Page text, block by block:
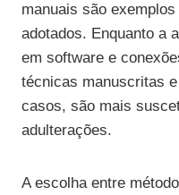
manuais são
adotados. Enquanto a
em software e
técnicas manuscritas
casos, são mais
adulterações.
A escolha entre